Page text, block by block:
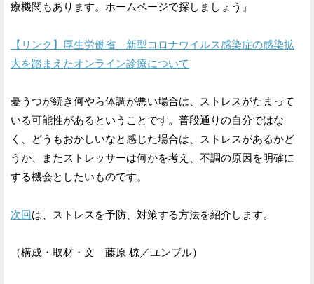
療機関もあります。ホームページで探しましょう」
【リンク】厚生労働省 新型コロナウイルス感染症の感染拡
大を踏まえたオンライン診療について
憂うつが続き何やら体調が悪い場合は、ストレスがたまって
いる可能性があるということです。普段通りの自分ではな
く、どうもおかしいなと感じた場合は、ストレスがあるかど
うか、またストレッサーは何かを考え、不調の原因を明確に
する機会としたいものです。
次回は、ストレスを予防、対策する方法を紹介します。
（構成・取材・文 藤原 椋／ユンブル）